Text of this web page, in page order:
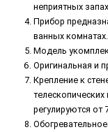
неприятных
Прибор
ванных комнатах.
Модель
Оригинальная и
Крепление к
регулируются от